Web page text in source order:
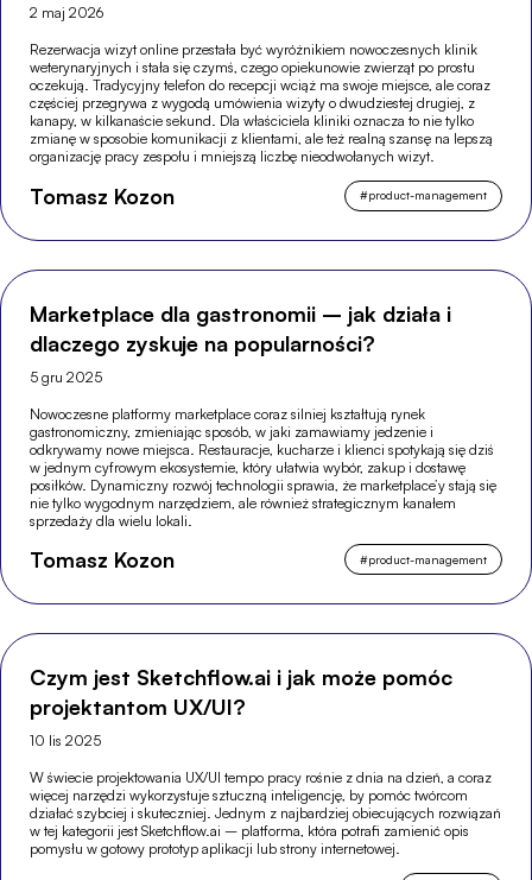
2 maj 2026
Rezerwacja wizyt online przestała być wyróżnikiem nowoczesnych klinik
weterynaryjnych i stała się czymś, czego opiekunowie zwierząt po prostu
oczekują. Tradycyjny telefon do recepcji wciąż ma swoje miejsce, ale coraz
częściej przegrywa z wygodą umówienia wizyty o dwudziestej drugiej, z
kanapy, w kilkanaście sekund. Dla właściciela kliniki oznacza to nie tylko
zmianę w sposobie komunikacji z klientami, ale też realną szansę na lepszą
organizację pracy zespołu i mniejszą liczbę nieodwołanych wizyt.
Tomasz Kozon #product-management
Marketplace dla gastronomii – jak działa i
dlaczego zyskuje na popularności?
5 gru 2025
Nowoczesne platformy marketplace coraz silniej kształtują rynek
gastronomiczny, zmieniając sposób, w jaki zamawiamy jedzenie i
odkrywamy nowe miejsca. Restauracje, kucharze i klienci spotykają się dziś
w jednym cyfrowym ekosystemie, który ułatwia wybór, zakup i dostawę
posiłków. Dynamiczny rozwój technologii sprawia, że marketplace’y stają się
nie tylko wygodnym narzędziem, ale również strategicznym kanałem
sprzedaży dla wielu lokali.
Tomasz Kozon #product-management
Czym jest Sketchflow.ai i jak może pomóc
projektantom UX/UI?
10 lis 2025
W świecie projektowania UX/UI tempo pracy rośnie z dnia na dzień, a coraz
więcej narzędzi wykorzystuje sztuczną inteligencję, by pomóc twórcom
działać szybciej i skuteczniej. Jednym z najbardziej obiecujących rozwiązań
w tej kategorii jest Sketchflow.ai – platforma, która potrafi zamienić opis
pomysłu w gotowy prototyp aplikacji lub strony internetowej.